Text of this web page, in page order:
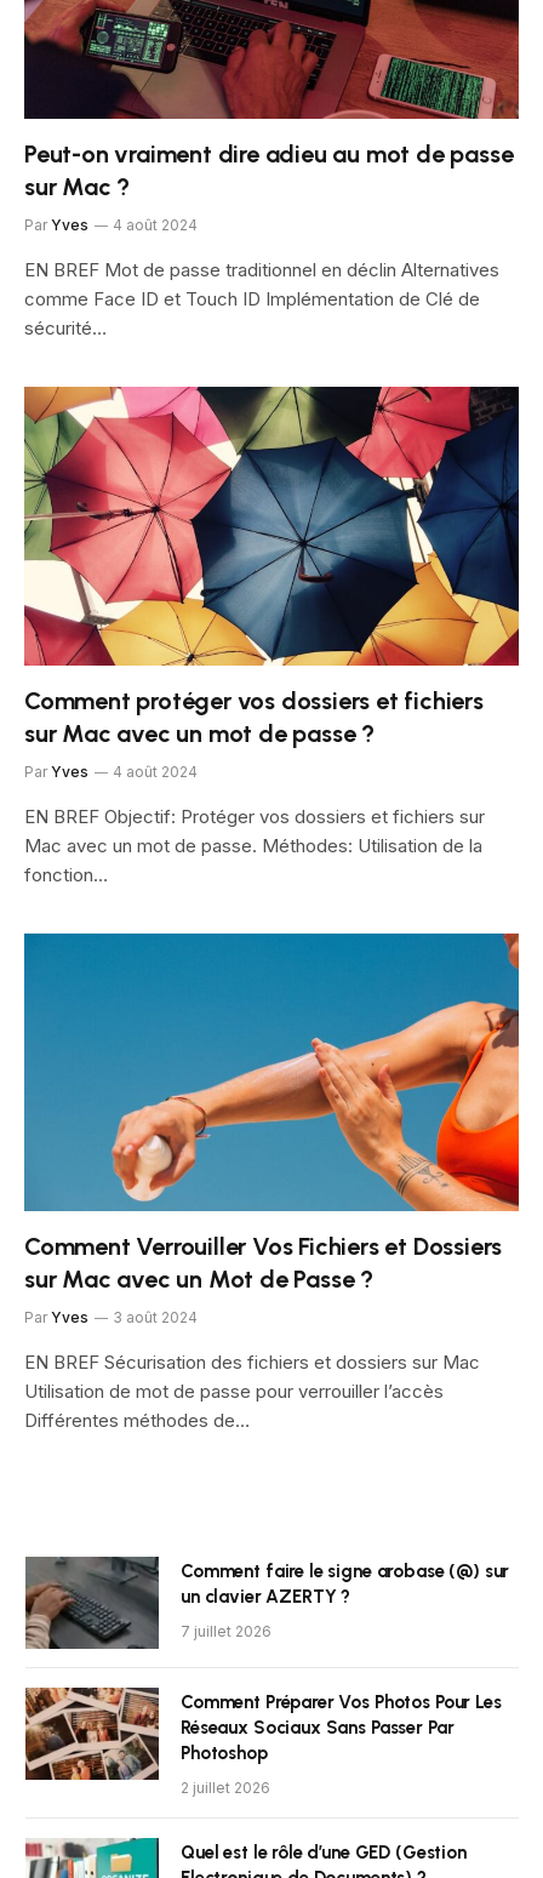
Peut-on vraiment dire adieu au mot de passe
sur Mac ?
Par Yves 4 août 2024
EN BREF Mot de passe traditionnel en déclin Alternatives
comme Face ID et Touch ID Implémentation de Clé de
sécurité…
Comment protéger vos dossiers et fichiers
sur Mac avec un mot de passe ?
Par Yves 4 août 2024
EN BREF Objectif: Protéger vos dossiers et fichiers sur
Mac avec un mot de passe. Méthodes: Utilisation de la
fonction…
Comment Verrouiller Vos Fichiers et Dossiers
sur Mac avec un Mot de Passe ?
Par Yves 3 août 2024
EN BREF Sécurisation des fichiers et dossiers sur Mac
Utilisation de mot de passe pour verrouiller l’accès
Différentes méthodes de…
Comment faire le signe arobase (@) sur
un clavier AZERTY ?
7 juillet 2026
Comment Préparer Vos Photos Pour Les
Réseaux Sociaux Sans Passer Par
Photoshop
2 juillet 2026
Quel est le rôle d’une GED (Gestion